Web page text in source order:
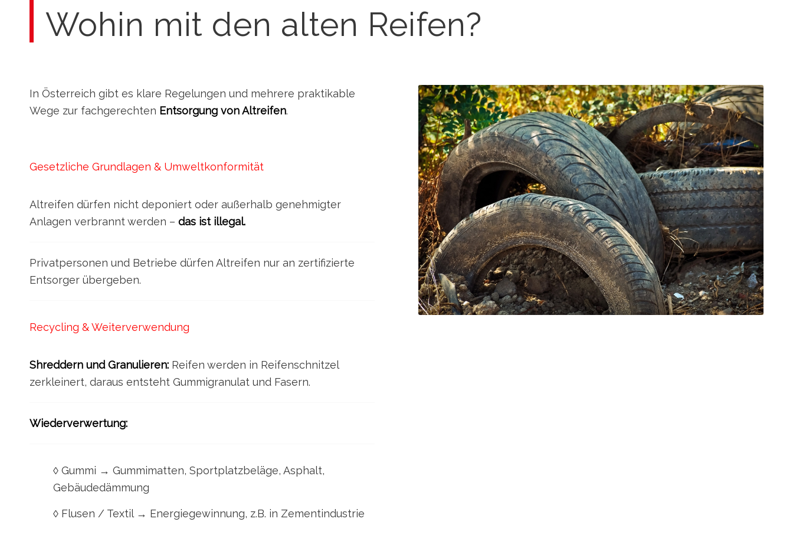
Wohin mit den alten Reifen?
In Österreich gibt es klare Regelungen und mehrere praktikable
Wege zur fachgerechten Entsorgung von Altreifen.
Gesetzliche Grundlagen & Umweltkonformität
Altreifen dürfen nicht deponiert oder außerhalb genehmigter
Anlagen verbrannt werden – das ist illegal.
Privatpersonen und Betriebe dürfen Altreifen nur an zertifizierte
Entsorger übergeben.
Recycling & Weiterverwendung
Shreddern und Granulieren: Reifen werden in Reifenschnitzel
zerkleinert, daraus entsteht Gummigranulat und Fasern.
Wiederverwertung:
◊ Gummi → Gummimatten, Sportplatzbeläge, Asphalt,
Gebäudedämmung
◊ Flusen / Textil → Energiegewinnung, z.B. in Zementindustrie